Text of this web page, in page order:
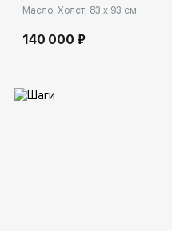
Масло, Холст, 83 x 93 см
140 000 ₽